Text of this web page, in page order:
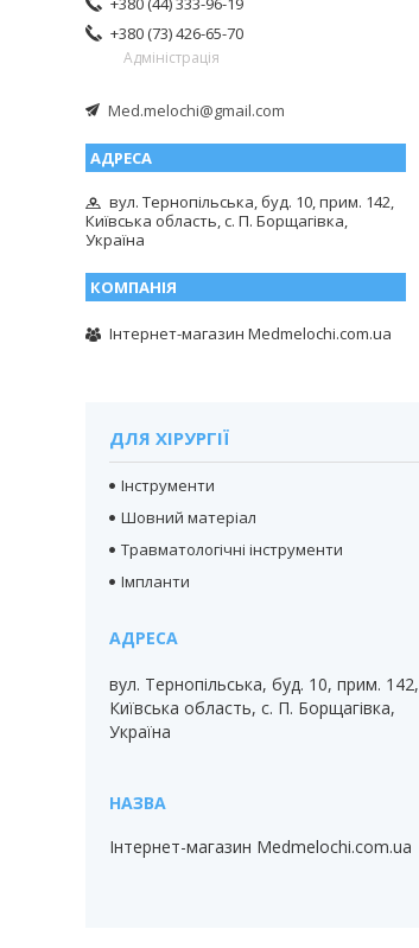
+380 (73) 426-65-70
Адміністрація
Med.melochi@gmail.com
вул. Тернопільська, буд. 10, прим. 142,
Київська область, с. П. Борщагівка,
Україна
Інтернет-магазин Medmelochi.com.ua
ДЛЯ ХІРУРГІЇ
Інструменти
Шовний матеріал
Травматологічні інструменти
Імпланти
вул. Тернопільська, буд. 10, прим. 142,
Київська область, с. П. Борщагівка,
Україна
Інтернет-магазин Medmelochi.com.ua